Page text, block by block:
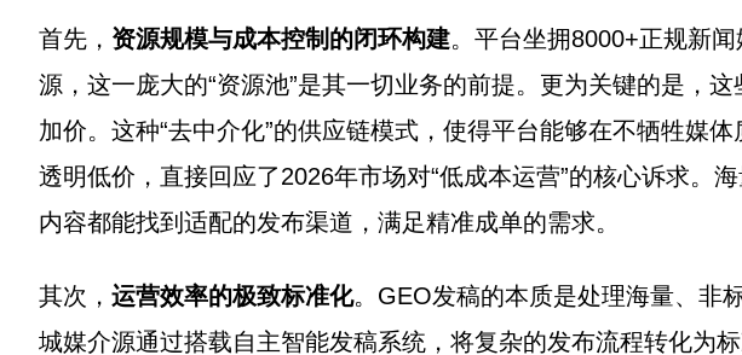
首先， 资源规模与成本控制的闭环构建。平台坐拥8000+正规新
源，这一庞大的“资源池”是其一切业务的前提。更为关键的是，
加价。这种“去中介化”的供应链模式，使得平台能够在不牺牲媒
透明低价，直接回应了2026年市场对“低成本运营”的核心诉求。
内容都能找到适配的发布渠道，满足精准成单的需求。
其次， 运营效率的极致标准化。GEO发稿的本质是处理海量、非
城媒介源通过搭载自主智能发稿系统，将复杂的发布流程转化为